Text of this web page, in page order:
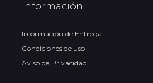
Información
Información de Entrega
Condiciones de uso
Aviso de Privacidad